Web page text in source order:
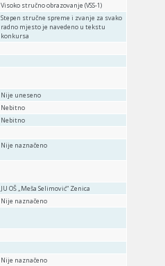
Visoko stručno obrazovanje (VSS-1)
Stepen stručne spreme i zvanje za svako
radno mjesto je navedeno u tekstu
konkursa
Nije uneseno
Nebitno
Nebitno
Nije naznačeno
JU OŠ „Meša Selimović“ Zenica
Nije naznačeno
Nije naznačeno